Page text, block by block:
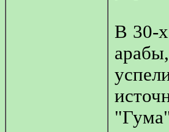
В 30-